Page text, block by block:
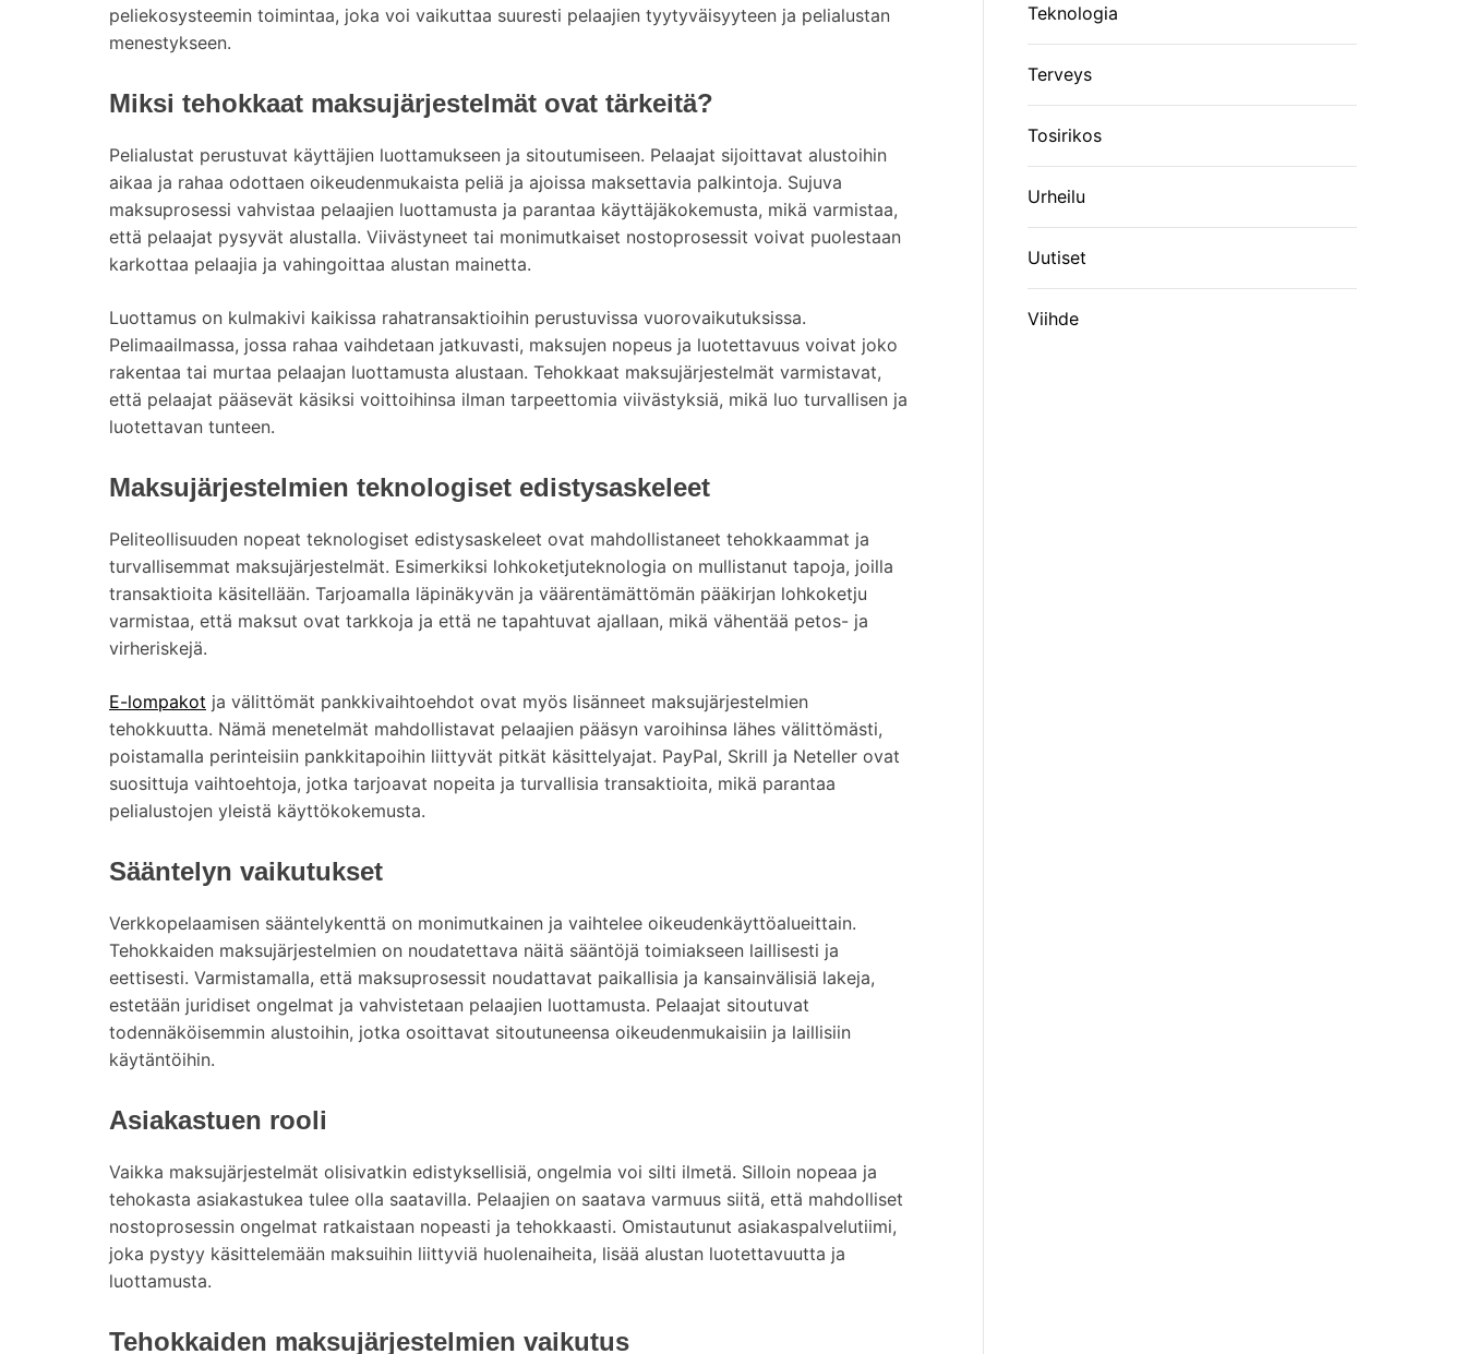
peliekosysteemin toimintaa, joka voi vaikuttaa suuresti pelaajien tyytyväisyyteen ja pelialustan
menestykseen.
Miksi tehokkaat maksujärjestelmät ovat tärkeitä?
Pelialustat perustuvat käyttäjien luottamukseen ja sitoutumiseen. Pelaajat sijoittavat alustoihin
aikaa ja rahaa odottaen oikeudenmukaista peliä ja ajoissa maksettavia palkintoja. Sujuva
maksuprosessi vahvistaa pelaajien luottamusta ja parantaa käyttäjäkokemusta, mikä varmistaa,
että pelaajat pysyvät alustalla. Viivästyneet tai monimutkaiset nostoprosessit voivat puolestaan
karkottaa pelaajia ja vahingoittaa alustan mainetta.
Luottamus on kulmakivi kaikissa rahatransaktioihin perustuvissa vuorovaikutuksissa.
Pelimaailmassa, jossa rahaa vaihdetaan jatkuvasti, maksujen nopeus ja luotettavuus voivat joko
rakentaa tai murtaa pelaajan luottamusta alustaan. Tehokkaat maksujärjestelmät varmistavat,
että pelaajat pääsevät käsiksi voittoihinsa ilman tarpeettomia viivästyksiä, mikä luo turvallisen ja
luotettavan tunteen.
Maksujärjestelmien teknologiset edistysaskeleet
Peliteollisuuden nopeat teknologiset edistysaskeleet ovat mahdollistaneet tehokkaammat ja
turvallisemmat maksujärjestelmät. Esimerkiksi lohkoketjuteknologia on mullistanut tapoja, joilla
transaktioita käsitellään. Tarjoamalla läpinäkyvän ja väärentämättömän pääkirjan lohkoketju
varmistaa, että maksut ovat tarkkoja ja että ne tapahtuvat ajallaan, mikä vähentää petos- ja
virheriskejä.
E-lompakot ja välittömät pankkivaihtoehdot ovat myös lisänneet maksujärjestelmien
tehokkuutta. Nämä menetelmät mahdollistavat pelaajien pääsyn varoihinsa lähes välittömästi,
poistamalla perinteisiin pankkitapoihin liittyvät pitkät käsittelyajat. PayPal, Skrill ja Neteller ovat
suosittuja vaihtoehtoja, jotka tarjoavat nopeita ja turvallisia transaktioita, mikä parantaa
pelialustojen yleistä käyttökokemusta.
Sääntelyn vaikutukset
Verkkopelaamisen sääntelykenttä on monimutkainen ja vaihtelee oikeudenkäyttöalueittain.
Tehokkaiden maksujärjestelmien on noudatettava näitä sääntöjä toimiakseen laillisesti ja
eettisesti. Varmistamalla, että maksuprosessit noudattavat paikallisia ja kansainvälisiä lakeja,
estetään juridiset ongelmat ja vahvistetaan pelaajien luottamusta. Pelaajat sitoutuvat
todennäköisemmin alustoihin, jotka osoittavat sitoutuneensa oikeudenmukaisiin ja laillisiin
käytäntöihin.
Asiakastuen rooli
Vaikka maksujärjestelmät olisivatkin edistyksellisiä, ongelmia voi silti ilmetä. Silloin nopeaa ja
tehokasta asiakastukea tulee olla saatavilla. Pelaajien on saatava varmuus siitä, että mahdolliset
nostoprosessin ongelmat ratkaistaan nopeasti ja tehokkaasti. Omistautunut asiakaspalvelutiimi,
joka pystyy käsittelemään maksuihin liittyviä huolenaiheita, lisää alustan luotettavuutta ja
luottamusta.
Tehokkaiden maksujärjestelmien vaikutus
Teknologia
Terveys
Tosirikos
Urheilu
Uutiset
Viihde